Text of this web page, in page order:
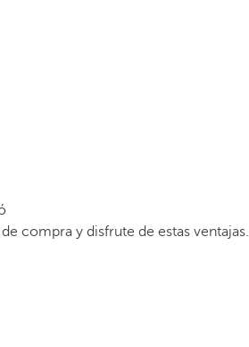
compra y disfrute de estas ventajas.